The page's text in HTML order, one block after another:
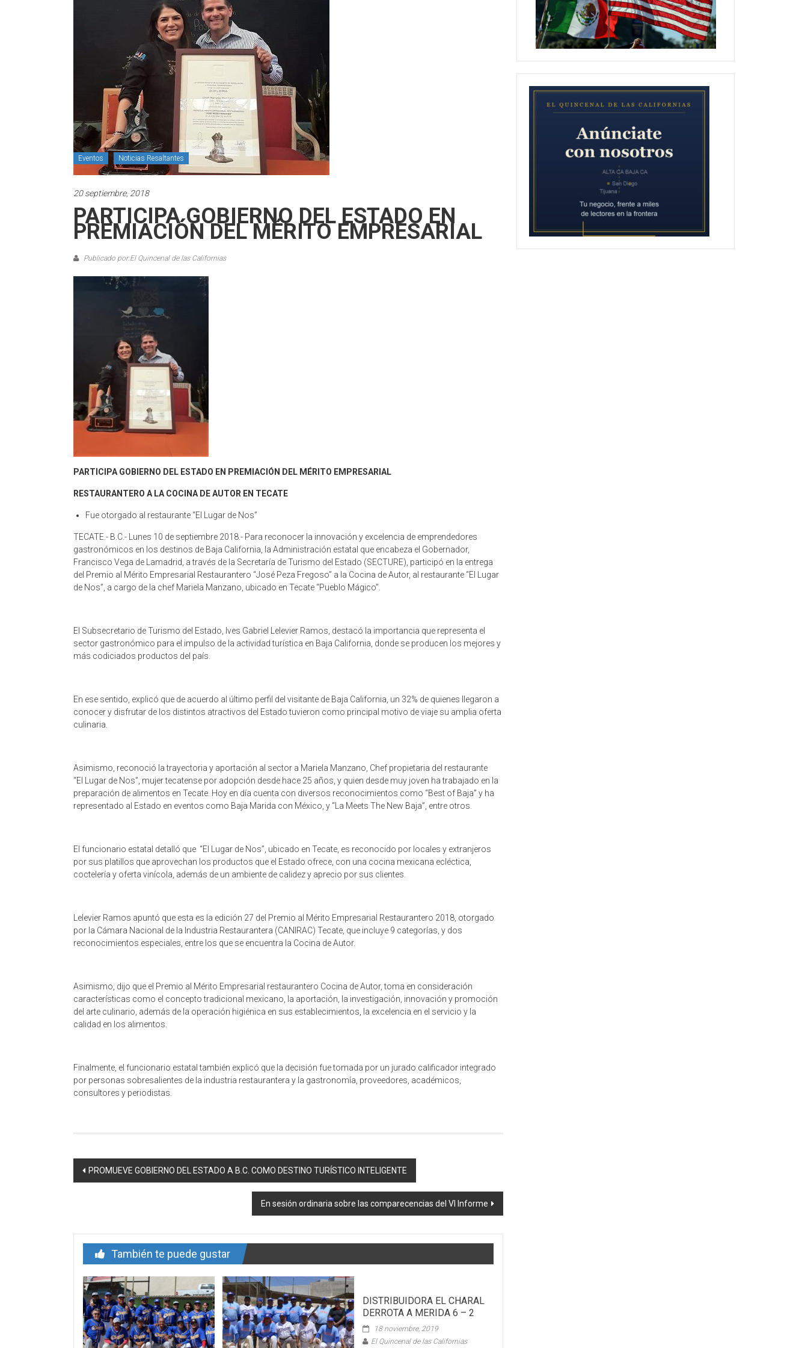
Eventos Noticias Resaltantes
20 septiembre, 2018
PARTICIPA GOBIERNO DEL ESTADO EN
PREMIACIÓN DEL MÉRITO EMPRESARIAL
Publicado por:El Quincenal de las Californias
PARTICIPA GOBIERNO DEL ESTADO EN PREMIACIÓN DEL MÉRITO EMPRESARIAL
RESTAURANTERO A LA COCINA DE AUTOR EN TECATE
Fue otorgado al restaurante “El Lugar de Nos”
TECATE.- B.C.- Lunes 10 de septiembre 2018.- Para reconocer la innovación y excelencia de emprendedores
gastronómicos en los destinos de Baja California, la Administración estatal que encabeza el Gobernador,
Francisco Vega de Lamadrid, a través de la Secretaría de Turismo del Estado (SECTURE), participó en la entrega
del Premio al Mérito Empresarial Restaurantero “José Peza Fregoso” a la Cocina de Autor, al restaurante “El Lugar
de Nos”, a cargo de la chef Mariela Manzano, ubicado en Tecate “Pueblo Mágico”.
El Subsecretario de Turismo del Estado, Ives Gabriel Lelevier Ramos, destacó la importancia que representa el
sector gastronómico para el impulso de la actividad turística en Baja California, donde se producen los mejores y
más codiciados productos del país.
En ese sentido, explicó que de acuerdo al último perfil del visitante de Baja California, un 32% de quienes llegaron a
conocer y disfrutar de los distintos atractivos del Estado tuvieron como principal motivo de viaje su amplia oferta
culinaria.
Asimismo, reconoció la trayectoria y aportación al sector a Mariela Manzano, Chef propietaria del restaurante
“El Lugar de Nos”, mujer tecatense por adopción desde hace 25 años, y quien desde muy joven ha trabajado en la
preparación de alimentos en Tecate. Hoy en día cuenta con diversos reconocimientos como “Best of Baja” y ha
representado al Estado en eventos como Baja Marida con México, y “La Meets The New Baja”, entre otros.
El funcionario estatal detalló que “El Lugar de Nos”, ubicado en Tecate, es reconocido por locales y extranjeros
por sus platillos que aprovechan los productos que el Estado ofrece, con una cocina mexicana ecléctica,
coctelería y oferta vinícola, además de un ambiente de calidez y aprecio por sus clientes.
Lelevier Ramos apuntó que esta es la edición 27 del Premio al Mérito Empresarial Restaurantero 2018, otorgado
por la Cámara Nacional de la Industria Restaurantera (CANIRAC) Tecate, que incluye 9 categorías, y dos
reconocimientos especiales, entre los que se encuentra la Cocina de Autor.
Asimismo, dijo que el Premio al Mérito Empresarial restaurantero Cocina de Autor, toma en consideración
características como el concepto tradicional mexicano, la aportación, la investigación, innovación y promoción
del arte culinario, además de la operación higiénica en sus establecimientos, la excelencia en el servicio y la
calidad en los alimentos.
Finalmente, el funcionario estatal también explicó que la decisión fue tomada por un jurado calificador integrado
por personas sobresalientes de la industria restaurantera y la gastronomía, proveedores, académicos,
consultores y periodistas.
Navegación
PROMUEVE GOBIERNO DEL ESTADO A B.C. COMO DESTINO TURĺSTICO INTELIGENTE
En sesión ordinaria sobre las comparecencias del VI Informe
También te puede gustar
DISTRIBUIDORA EL CHARAL
DERROTA A MERIDA 6 – 2
18 noviembre, 2019
El Quincenal de las Californias